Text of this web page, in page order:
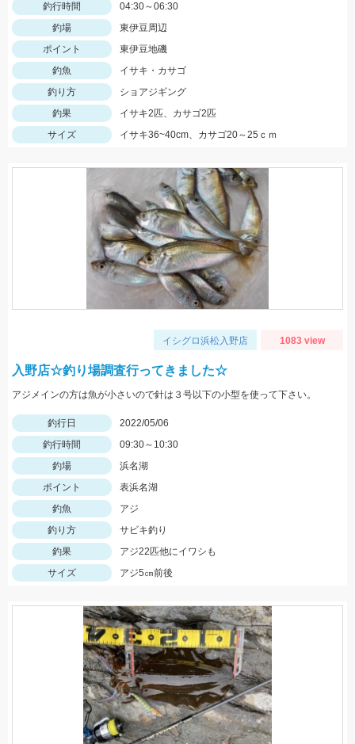
釣行時間
04:30～06:30
釣場
東伊豆周辺
ポイント
東伊豆地磯
釣魚
イサキ・カサゴ
釣り方
ショアジギング
釣果
イサキ2匹、カサゴ2匹
サイズ
イサキ36~40cm、カサゴ20～25ｃｍ
イシグロ浜松入野店 1083 view
入野店☆釣り場調査行ってきました☆
アジメインの方は魚が小さいので針は３号以下の小型を使って下さい。
釣行日
2022/05/06
釣行時間
09:30～10:30
釣場
浜名湖
ポイント
表浜名湖
釣魚
アジ
釣り方
サビキ釣り
釣果
アジ22匹他にイワシも
サイズ
アジ5㎝前後